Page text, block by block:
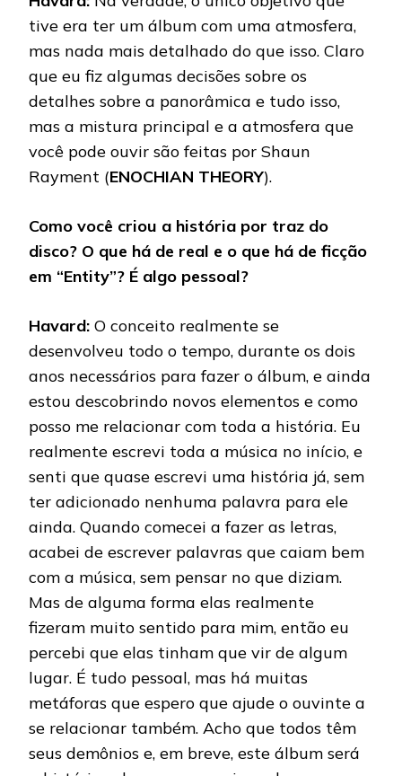
tive era ter um álbum com uma atmosfera,
mas nada mais detalhado do que isso. Claro
que eu fiz algumas decisões sobre os
detalhes sobre a panorâmica e tudo isso,
mas a mistura principal e a atmosfera que
você pode ouvir são feitas por Shaun
Rayment (ENOCHIAN THEORY).
Como você criou a história por traz do
disco? O que há de real e o que há de ficção
em “Entity”? É algo pessoal?
Havard: O conceito realmente se
desenvolveu todo o tempo, durante os dois
anos necessários para fazer o álbum, e ainda
estou descobrindo novos elementos e como
posso me relacionar com toda a história. Eu
realmente escrevi toda a música no início, e
senti que quase escrevi uma história já, sem
ter adicionado nenhuma palavra para ele
ainda. Quando comecei a fazer as letras,
acabei de escrever palavras que caiam bem
com a música, sem pensar no que diziam.
Mas de alguma forma elas realmente
fizeram muito sentido para mim, então eu
percebi que elas tinham que vir de algum
lugar. É tudo pessoal, mas há muitas
metáforas que espero que ajude o ouvinte a
se relacionar também. Acho que todos têm
seus demônios e, em breve, este álbum será